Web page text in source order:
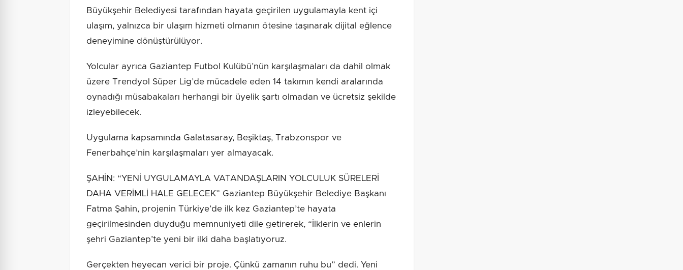
Büyükşehir Belediyesi tarafından hayata geçirilen uygulamayla kent içi
ulaşım, yalnızca bir ulaşım hizmeti olmanın ötesine taşınarak dijital eğlence
deneyimine dönüştürülüyor.
Yolcular ayrıca Gaziantep Futbol Kulübü’nün karşılaşmaları da dahil olmak
üzere Trendyol Süper Lig’de mücadele eden 14 takımın kendi aralarında
oynadığı müsabakaları herhangi bir üyelik şartı olmadan ve ücretsiz şekilde
izleyebilecek.
Uygulama kapsamında Galatasaray, Beşiktaş, Trabzonspor ve
Fenerbahçe’nin karşılaşmaları yer almayacak.
ŞAHİN: “YENİ UYGULAMAYLA VATANDAŞLARIN YOLCULUK SÜRELERİ
DAHA VERİMLİ HALE GELECEK” Gaziantep Büyükşehir Belediye Başkanı
Fatma Şahin, projenin Türkiye’de ilk kez Gaziantep’te hayata
geçirilmesinden duyduğu memnuniyeti dile getirerek, “İlklerin ve enlerin
şehri Gaziantep’te yeni bir ilki daha başlatıyoruz.
Gerçekten heyecan verici bir proje. Çünkü zamanın ruhu bu” dedi. Yeni